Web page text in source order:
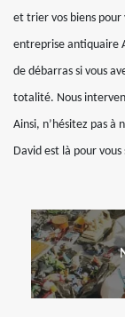
et trier vos biens
entreprise antiquaire
de débarras si vous
totalité. Nous
Ainsi, n’hésitez pas
David est là pour